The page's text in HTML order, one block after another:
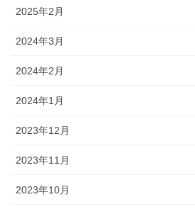
2025年2月
2024年3月
2024年2月
2024年1月
2023年12月
2023年11月
2023年10月